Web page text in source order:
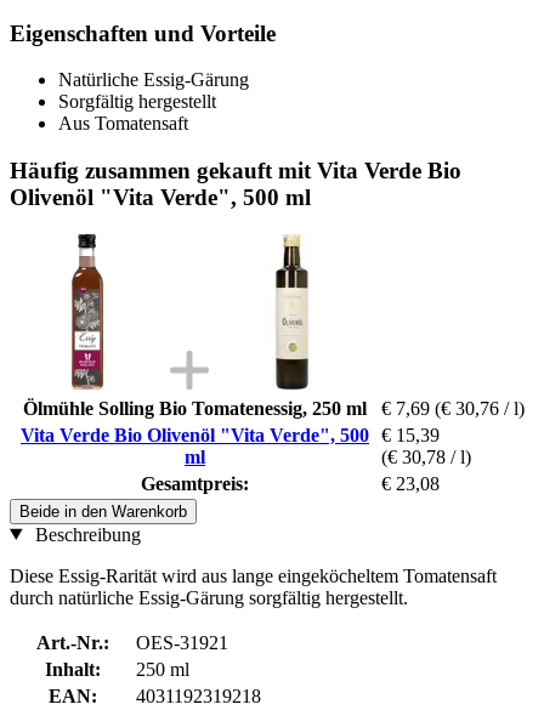
Eigenschaften und Vorteile
Natürliche Essig-Gärung
Sorgfältig hergestellt
Aus Tomatensaft
Häufig zusammen gekauft mit Vita Verde Bio
Olivenöl "Vita Verde", 500 ml
Ölmühle Solling Bio Tomatenessig, 250 ml € 7,69 (€ 30,76 / l)
Vita Verde Bio Olivenöl "Vita Verde", 500
ml
€ 15,39
(€ 30,78 / l)
Gesamtpreis:
€ 23,08
Beide in den Warenkorb
Beschreibung
Diese Essig-Rarität wird aus lange eingeköcheltem Tomatensaft
durch natürliche Essig-Gärung sorgfältig hergestellt.
Art.-Nr.:
OES-31921
Inhalt:
250 ml
EAN:
4031192319218